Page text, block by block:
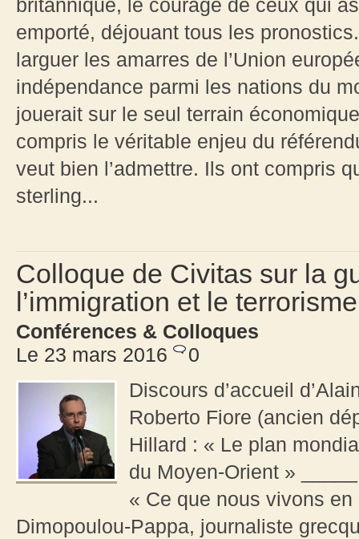
britannique, le courage de ceux qui
emporté, déjouant tous les
larguer les amarres de l’Union
indépendance parmi les nations du
jouerait sur le seul terrain
compris le véritable enjeu du
veut bien l’admettre. Ils ont compris
sterling...
Colloque de Civitas sur la
l’immigration et le
Conférences & Colloques
Le 23 mars 2016
0
Discours d’accueil
Roberto Fiore (ancien
Hillard : « Le plan
du Moyen-Orient »
« Ce que nous vivons en
Dimopoulou-Pappa, journaliste